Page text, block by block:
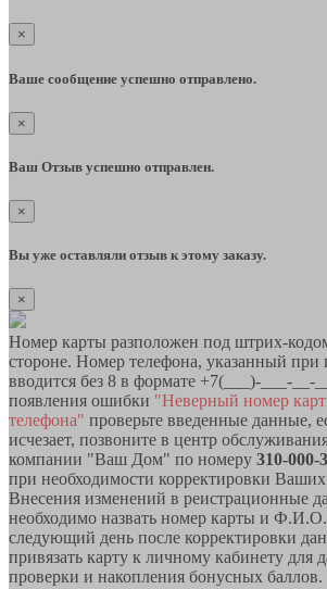
×
Ваше сообщение успешно отправлено.
×
Ваш Отзыв успешно отправлен.
×
Вы уже оставляли отзыв к этому заказу.
×
Номер карты разположен под штрих-
стороне. Номер телефона, указанный при
вводится без 8 в формате +7(___)-___-__-
появления ошибки "Неверный номер
телефона" проверьте введенные данные,
исчезает, позвоните в центр
компании "Ваш Дом" по номеру 310-000-3
при необходимости корректировки
Внесения изменений в реистрационные
необходимо назвать номер карты и
следующий день после корректировки
привязать карту к личному кабинету для
проверки и накопления бонусных баллов.